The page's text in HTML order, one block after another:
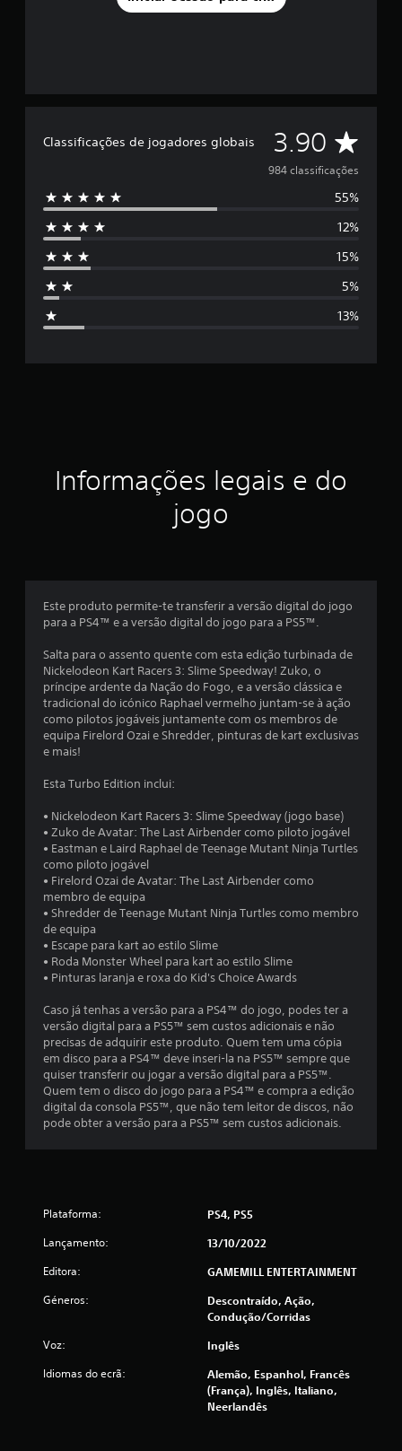
Classificações de jogadores globais 3.90 C
l
a
i
ç
é
a
d
.
e
r
e
l
a
s
u
á
x
984 classificações
55%
12%
15%
5%
13%
Informações legais e do
jogo
Este produto permite-te transferir a versão digital do jogo
para a PS4™ e a versão digital do jogo para a PS5™.
Salta para o assento quente com esta edição turbinada de
Nickelodeon Kart Racers 3: Slime Speedway! Zuko, o
príncipe ardente da Nação do Fogo, e a versão clássica e
tradicional do icónico Raphael vermelho juntam-se à ação
como pilotos jogáveis juntamente com os membros de
equipa Firelord Ozai e Shredder, pinturas de kart exclusivas
e mais!
Esta Turbo Edition inclui:
• Nickelodeon Kart Racers 3: Slime Speedway (jogo base)
• Zuko de Avatar: The Last Airbender como piloto jogável
• Eastman e Laird Raphael de Teenage Mutant Ninja Turtles
como piloto jogável
• Firelord Ozai de Avatar: The Last Airbender como
membro de equipa
• Shredder de Teenage Mutant Ninja Turtles como membro
de equipa
• Escape para kart ao estilo Slime
• Roda Monster Wheel para kart ao estilo Slime
• Pinturas laranja e roxa do Kid's Choice Awards
Caso já tenhas a versão para a PS4™ do jogo, podes ter a
versão digital para a PS5™ sem custos adicionais e não
precisas de adquirir este produto. Quem tem uma cópia
em disco para a PS4™ deve inseri-la na PS5™ sempre que
quiser transferir ou jogar a versão digital para a PS5™.
Quem tem o disco do jogo para a PS4™ e compra a edição
digital da consola PS5™, que não tem leitor de discos, não
pode obter a versão para a PS5™ sem custos adicionais.
Plataforma: PS4, PS5
Lançamento: 13/10/2022
Editora: GAMEMILL ENTERTAINMENT
Géneros:
Descontraído, Ação,
Condução/corridas
Voz: Inglês
Idiomas do ecrã:
Alemão, Espanhol, Francês
(França), Inglês, Italiano,
Neerlandês